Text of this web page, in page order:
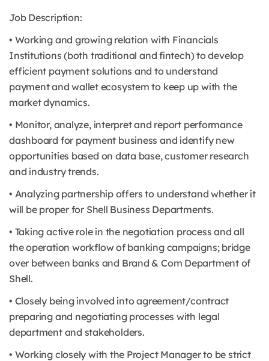
Job Description:
• Working and growing relation with Financials
Institutions (both traditional and fintech) to develop
efficient payment solutions and to understand
payment and wallet ecosystem to keep up with the
market dynamics.
• Monitor, analyze, interpret and report performance
dashboard for payment business and identify new
opportunities based on data base, customer research
and industry trends.
• Analyzing partnership offers to understand whether it
will be proper for Shell Business Departments.
• Taking active role in the negotiation process and all
the operation workflow of banking campaigns; bridge
over between banks and Brand & Com Department of
Shell.
• Closely being involved into agreement/contract
preparing and negotiating processes with legal
department and stakeholders.
• Working closely with the Project Manager to be strict